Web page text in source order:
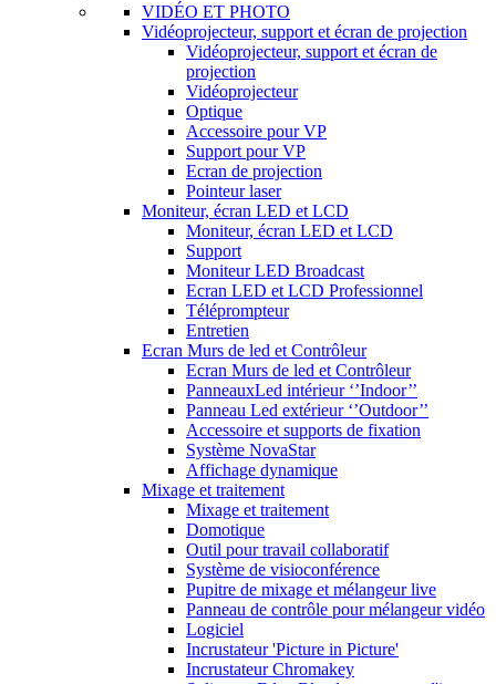
VIDÉO ET PHOTO
Vidéoprojecteur, support et écran de projection
Vidéoprojecteur, support et écran de
projection
Vidéoprojecteur
Optique
Accessoire pour VP
Support pour VP
Ecran de projection
Pointeur laser
Moniteur, écran LED et LCD
Moniteur, écran LED et LCD
Support
Moniteur LED Broadcast
Ecran LED et LCD Professionnel
Téléprompteur
Entretien
Ecran Murs de led et Contrôleur
Ecran Murs de led et Contrôleur
PanneauxLed intérieur ‘’Indoor’’
Panneau Led extérieur ‘’Outdoor’’
Accessoire et supports de fixation
Système NovaStar
Affichage dynamique
Mixage et traitement
Mixage et traitement
Domotique
Outil pour travail collaboratif
Système de visioconférence
Pupitre de mixage et mélangeur live
Panneau de contrôle pour mélangeur vidéo
Logiciel
Incrustateur 'Picture in Picture'
Incrustateur Chromakey